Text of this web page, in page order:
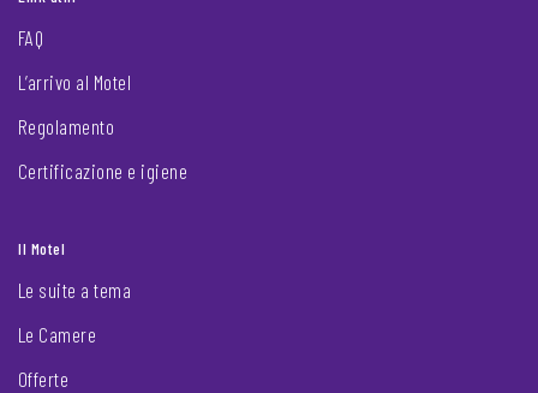
FAQ
L’arrivo al Motel
Regolamento
Certificazione e igiene
Il Motel
Le suite a tema
Le Camere
Offerte